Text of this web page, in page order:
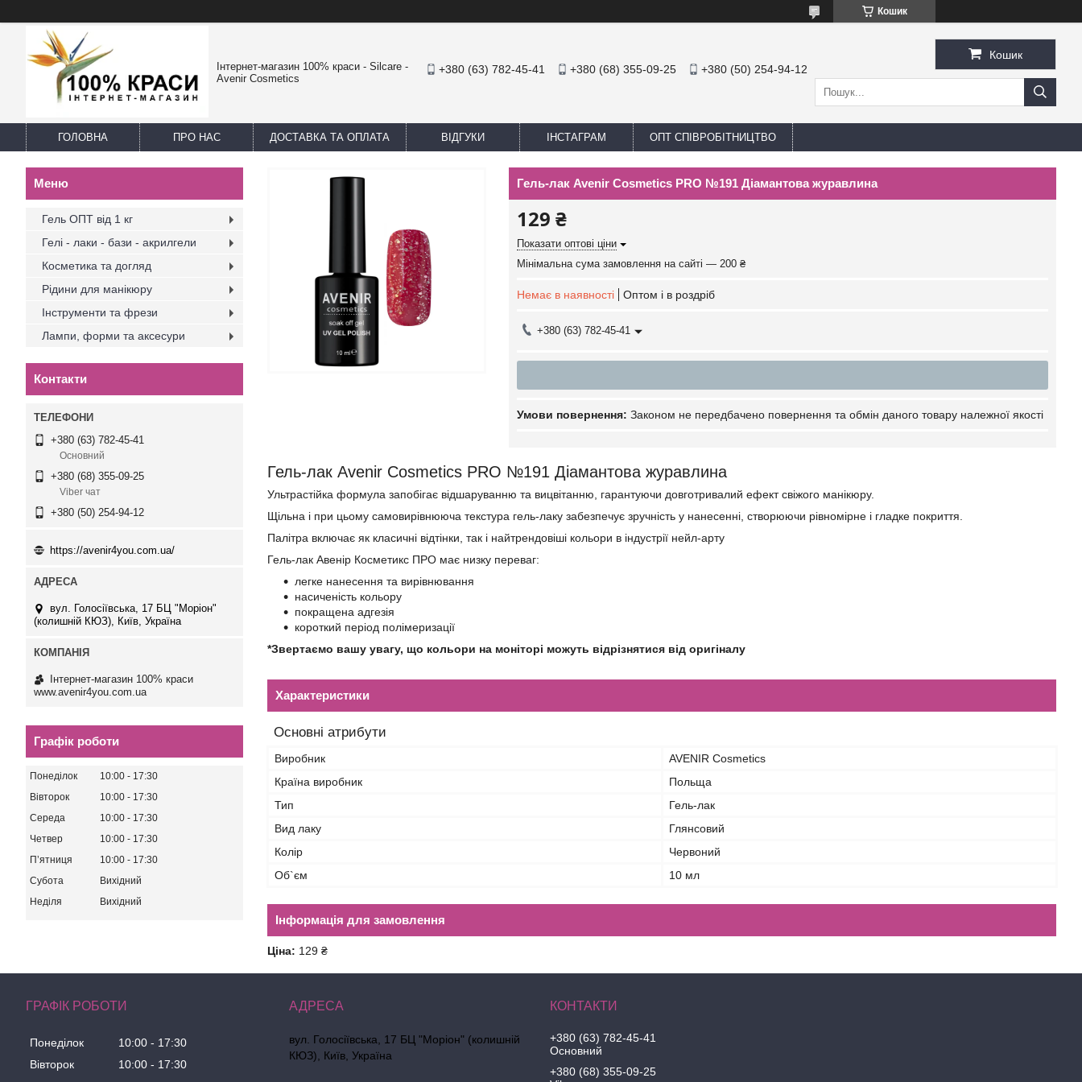
Кошик
Інтернет-магазин 100% краси - Silcare -
Avenir Cosmetics
+380 (63) 782-45-41 +380 (68) 355-09-25 +380 (50) 254-94-12
Кошик
ГОЛОВНА ПРО НАС ДОСТАВКА ТА ОПЛАТА ВІДГУКИ ІНСТАГРАМ ОПТ СПІВРОБІТНИЦТВО
Гель-лак Avenir Cosmetics PRO №191 Діамантова журавлина
129 ₴
Показати оптові ціни
Мінімальна сума замовлення на сайті — 200 ₴
Немає в наявності Оптом і в роздріб
+380 (63) 782-45-41
Законом не передбачено повернення та обмін даного товару належної якості
Гель-лак Avenir Cosmetics PRO №191 Діамантова журавлина
Ультрастійка формула запобігає відшаруванню та вицвітанню, гарантуючи довготривалий ефект свіжого манікюру.
Щільна і при цьому самовирівнююча текстура гель-лаку забезпечує зручність у нанесенні, створюючи рівномірне і гладке покриття.
Палітра включає як класичні відтінки, так і найтрендовіші кольори в індустрії нейл-арту
Гель-лак Авенір Косметикс ПРО має низку переваг:
легке нанесення та вирівнювання
насиченість кольору
покращена адгезія
короткий період полімеризації
*Звертаємо вашу увагу, що кольори на моніторі можуть відрізнятися від оригіналу
Характеристики
Основні атрибути
Виробник
AVENIR Cosmetics
Країна виробник
Польща
Тип
Гель-лак
Вид лаку
Глянсовий
Колір
Червоний
Об`єм
10 мл
Інформація для замовлення
Ціна: 129 ₴
Гель ОПТ від 1 кг
Гелі - лаки - бази - акрилгели
Косметика та догляд
Рідини для манікюру
Інструменти та фрези
Лампи, форми та аксесури
Контакти
+380 (63) 782-45-41
Основний
+380 (68) 355-09-25
Viber чат
+380 (50) 254-94-12
https://avenir4you.com.ua/
вул. Голосіївська, 17 БЦ "Моріон"
(колишній КЮЗ), Київ, Україна
Інтернет-магазин 100% краси
www.avenir4you.com.ua
Графік роботи
Понеділок 10:00
17:30
Вівторок
10:00
17:30
Середа
10:00
17:30
Четвер
10:00
17:30
Пʼятниця
10:00
17:30
Субота
Вихідний
Неділя
Вихідний
ГРАФІК РОБОТИ
Понеділок 10:00
17:30
Вівторок
10:00
17:30
вул. Голосіївська, 17 БЦ "Моріон" (колишній
КЮЗ), Київ, Україна
+380 (63) 782-45-41
Основний
+380 (68) 355-09-25